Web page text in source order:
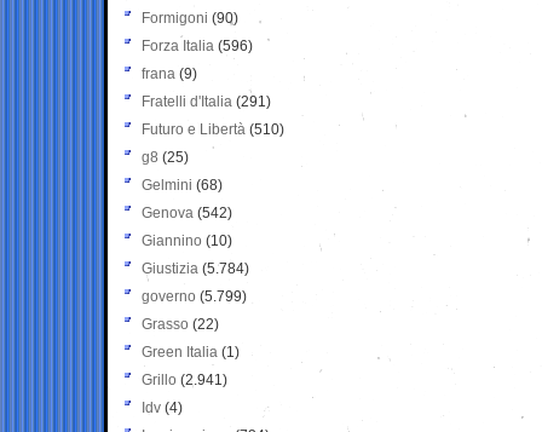
Formigoni (90)
Forza Italia (596)
frana (9)
Fratelli d'Italia (291)
Futuro e Libertà (510)
g8 (25)
Gelmini (68)
Genova (542)
Giannino (10)
Giustizia (5.784)
governo (5.799)
Grasso (22)
Green Italia (1)
Grillo (2.941)
Idv (4)